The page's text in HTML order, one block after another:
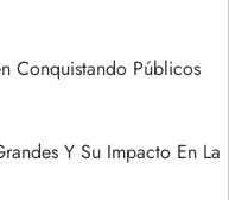
Conquistando Públicos
Y Su Impacto En La